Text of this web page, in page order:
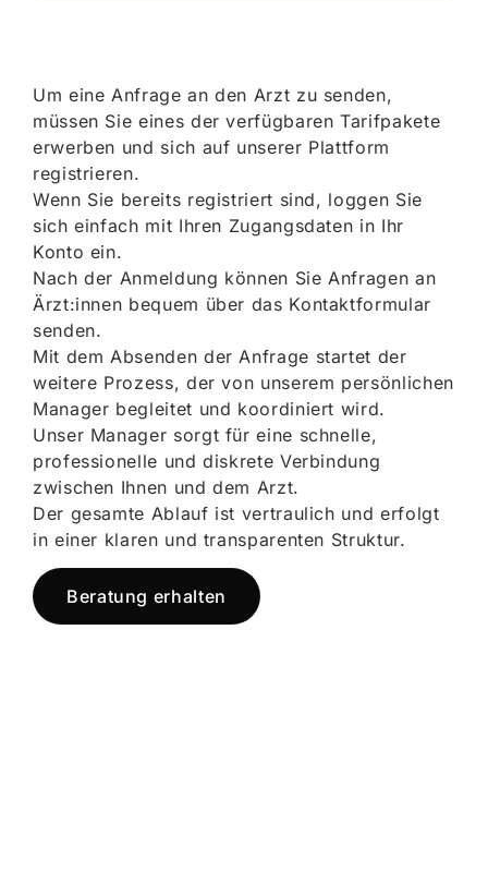
Um eine Anfrage an den Arzt zu senden,
müssen Sie eines der verfügbaren Tarifpakete
erwerben und sich auf unserer Plattform
registrieren.
Wenn Sie bereits registriert sind, loggen Sie
sich einfach mit Ihren Zugangsdaten in Ihr
Konto ein.
Nach der Anmeldung können Sie Anfragen an
Ärzt:innen bequem über das Kontaktformular
senden.
Mit dem Absenden der Anfrage startet der
weitere Prozess, der von unserem persönlichen
Manager begleitet und koordiniert wird.
Unser Manager sorgt für eine schnelle,
professionelle und diskrete Verbindung
zwischen Ihnen und dem Arzt.
Der gesamte Ablauf ist vertraulich und erfolgt
in einer klaren und transparenten Struktur.
Beratung erhalten